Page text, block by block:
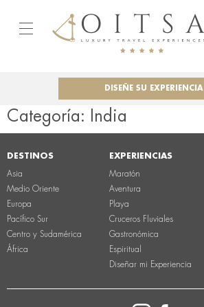
DISEÑE SU EXPERIENCIA
Categoría: India
DESTINOS
Asia
Medio Oriente
Europa
Pacífico Sur
Centro y Sudamérica
África
EXPERIENCIAS
Maratón
Aventura
Playa
Cruceros Fluviales
Gastronómica
Espiritual
Diseñar mi Experiencia